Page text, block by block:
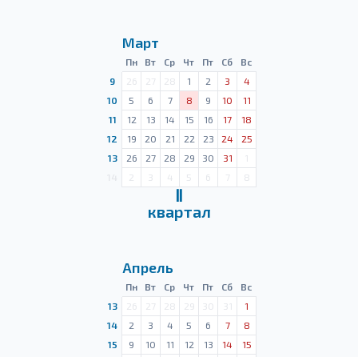
Март
Пн Вт Ср Чт Пт Сб
Вс
9
26 27 28 1 2 3
4
10
5 6 7 8 9 10
11
11
12 13 14 15 16 17
18
12
19 20 21 22 23 24
25
13
26 27 28 29 30 31
1
2 3 4 5 6 7 8
Ⅱ
квартал
Апрель
Пн Вт Ср Чт Пт Сб
Вс
13
26 27 28 29 30 31
1
14
2 3 4 5 6 7
8
15
9 10 11 12 13 14
15